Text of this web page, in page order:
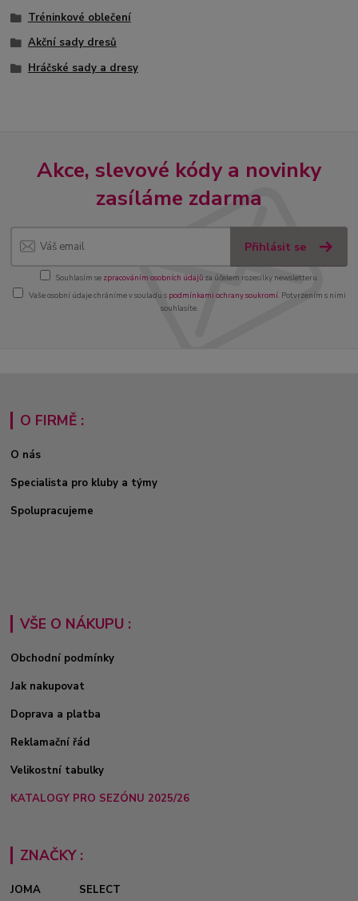
Tréninkové oblečení
Akční sady dresů
Hráčské sady a dresy
Akce, slevové kódy a novinky
zasíláme zdarma
Přihlásit se
Souhlasím se zpracováním osobních údajůza účelem rozesílky newsletteru.
Vaše osobní údaje chráníme v souladu s podmínkami ochrany soukromí. Potvrzením s nimi
souhlasíte.
O FIRMĚ :
O nás
Specialista pro kluby a týmy
Spolupracujeme
VŠE O NÁKUPU :
Obchodní podmínky
Jak nakupovat
Doprava a platba
Reklamační řád
Velikostní tabulky
KATALOGY PRO SEZÓNU 2025/26
ZNAČKY :
JOMA
SELECT